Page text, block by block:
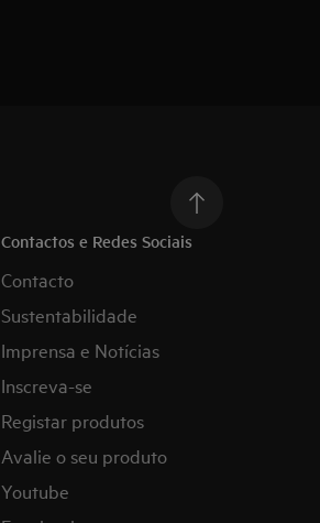
Contactos e Redes Sociais
Contacto
Sustentabilidade
Imprensa e Notícias
Inscreva-se
Registar produtos
Avalie o seu produto
Youtube